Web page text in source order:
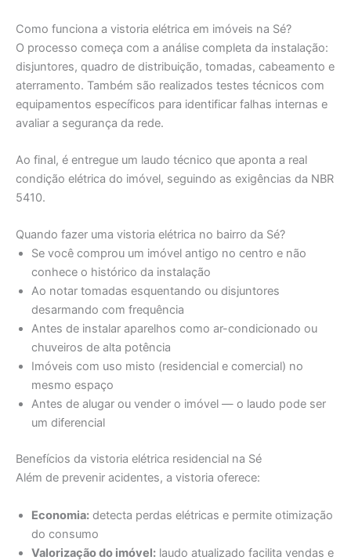
Como funciona a vistoria elétrica em imóveis na Sé?
O processo começa com a análise completa da instalação:
disjuntores, quadro de distribuição, tomadas, cabeamento e
aterramento. Também são realizados testes técnicos com
equipamentos específicos para identificar falhas internas e
avaliar a segurança da rede.
Ao final, é entregue um laudo técnico que aponta a real
condição elétrica do imóvel, seguindo as exigências da NBR
5410.
Quando fazer uma vistoria elétrica no bairro da Sé?
Se você comprou um imóvel antigo no centro e não
conhece o histórico da instalação
Ao notar tomadas esquentando ou disjuntores
desarmando com frequência
Antes de instalar aparelhos como ar-condicionado ou
chuveiros de alta potência
Imóveis com uso misto (residencial e comercial) no
mesmo espaço
Antes de alugar ou vender o imóvel — o laudo pode ser
um diferencial
Benefícios da vistoria elétrica residencial na Sé
Além de prevenir acidentes, a vistoria oferece:
Economia: detecta perdas elétricas e permite otimização
do consumo
Valorização do imóvel: laudo atualizado facilita vendas e